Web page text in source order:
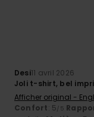
Desi11 avril 2026
Joli t-shirt, bel
Afficher original -
Confort: 5/5